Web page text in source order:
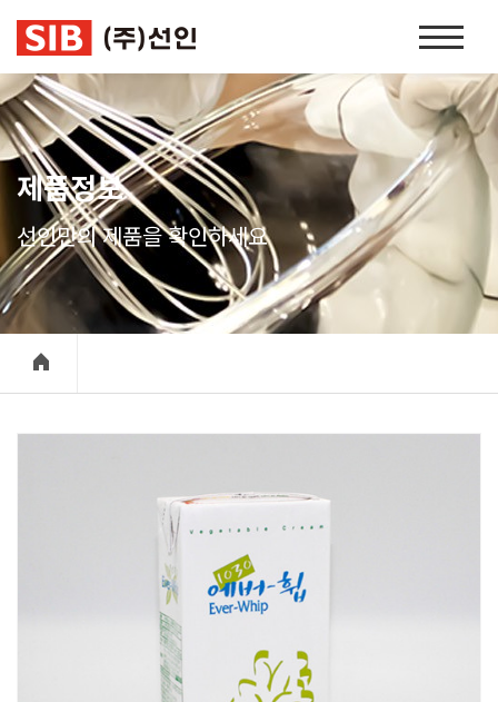
홈
이
지
네
비
게
이
제품정보
선인만의 제품을 확인하세요